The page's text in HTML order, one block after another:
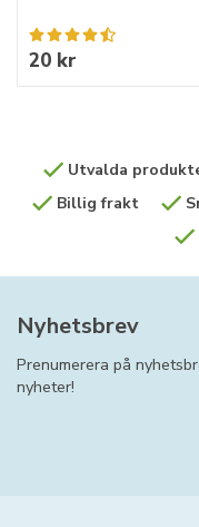
20 kr
Utvalda
Billig frakt
Nyhetsbrev
Prenumerera på
nyheter!